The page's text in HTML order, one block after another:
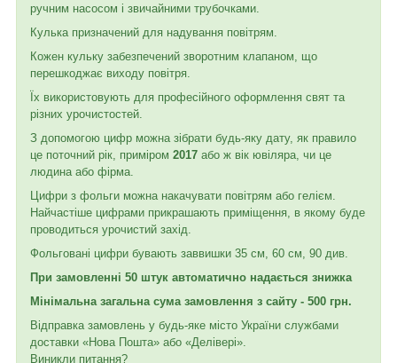
ручним насосом і звичайними трубочками.
Кулька призначений для надування повітрям.
Кожен кульку забезпечений зворотним клапаном, що
перешкоджає виходу повітря.
Їх використовують для професійного оформлення свят та
різних урочистостей.
З допомогою цифр можна зібрати будь-яку дату, як правило
це поточний рік, приміром 2017 або ж вік ювіляра, чи це
людина або фірма.
Цифри з фольги можна накачувати повітрям або гелієм.
Найчастіше цифрами прикрашають приміщення, в якому буде
проводиться урочистий захід.
Фольговані цифри бувають заввишки 35 см, 60 см, 90 див.
При замовленні 50 штук автоматично надається знижка
Мінімальна загальна сума замовлення з сайту - 500 грн.
Відправка замовлень у будь-яке місто України службами
доставки «Нова Пошта» або «Делівері».
Виникли питання?